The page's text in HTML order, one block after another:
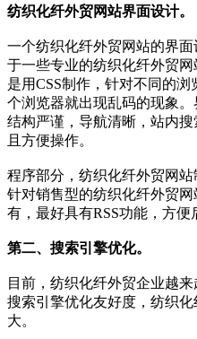
纺织化纤外贸网站界面设计。
一个纺织化纤外贸网站的界
于一些专业的纺织化纤外贸
是用CSS制作，针对不同的
个浏览器就出现乱码的现象
结构严谨，导航清晰，站内
且方便操作。
程序部分，纺织化纤外贸网站
针对销售型的纺织化纤外贸
有，最好具有RSS功能，方便
第二、搜索引擎优化。
目前，纺织化纤外贸企业越
搜索引擎优化友好度，纺织
大。